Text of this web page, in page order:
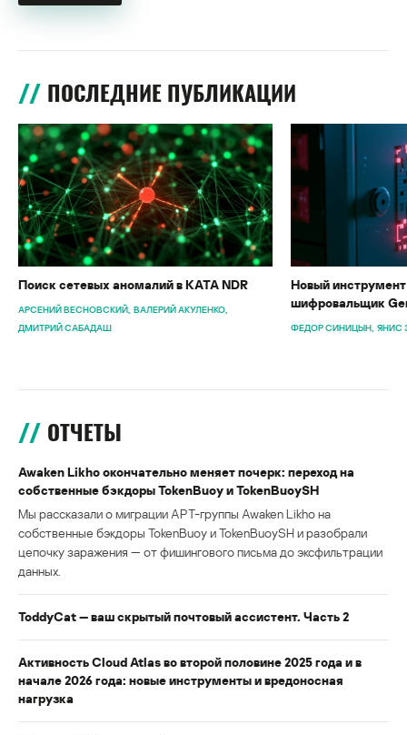
ПОСЛЕДНИЕ ПУБЛИКАЦИИ
Поиск сетевых аномалий в KATA NDR
АРСЕНИЙ ВЕСНОВСКИЙ ВАЛЕРИЙ АКУЛЕНКО
ДМИТРИЙ САБАДАШ
Новый
шифровальщик
ФЕДОР СИНИЦЫН ЯНИС
ОТЧЕТЫ
Awaken Likho окончательно меняет почерк: переход на
собственные бэкдоры TokenBuoy и TokenBuoySH
Мы рассказали о миграции APT-группы Awaken Likho на
собственные бэкдоры TokenBuoy и TokenBuoySH и разобрали
цепочку заражения — от фишингового письма до эксфильтрации
данных.
ToddyCat — ваш скрытый почтовый ассистент. Часть 2
Активность Cloud Atlas во второй половине 2025 года и в
начале 2026 года: новые инструменты и вредоносная
нагрузка